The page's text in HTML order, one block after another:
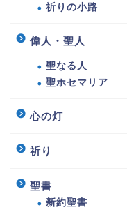
祈りの小路
偉人・聖人
聖なる人
聖ホセマリア
心の灯
祈り
聖書
新約聖書